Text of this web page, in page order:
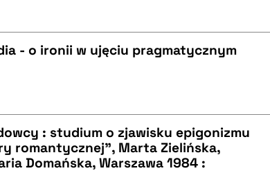
- o ironii w ujęciu pragmatycznym
: studium o zjawisku epigonizmu
romantycznej", Marta Zielińska,
Domańska, Warszawa 1984 :